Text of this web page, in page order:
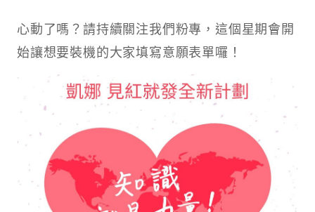
心動了嗎？請持續關注我們粉專，這個星期會開
始讓想要裝機的大家填寫意願表單囉！